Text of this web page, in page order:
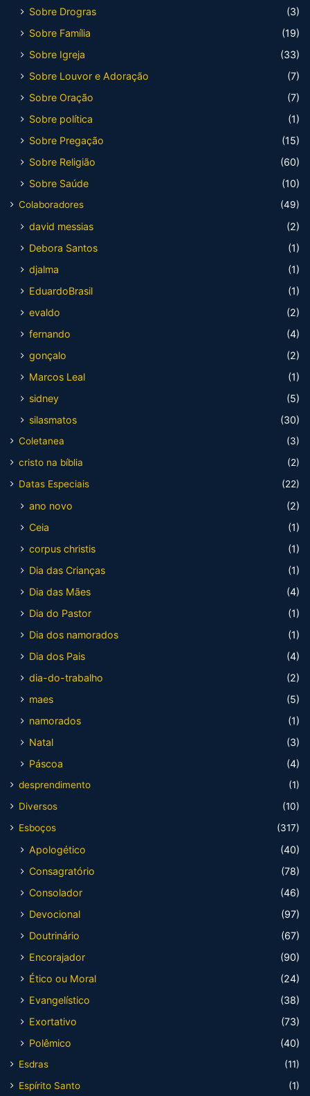
Sobre Drogras
(3)
Sobre Família
(19)
Sobre Igreja
(33)
Sobre Louvor e Adoração
(7)
Sobre Oração
(7)
Sobre política
(1)
Sobre Pregação
(15)
Sobre Religião
(60)
Sobre Saúde
(10)
Colaboradores (49)
david messias
(2)
Debora Santos
(1)
djalma
(1)
EduardoBrasil
(1)
evaldo
(2)
fernando
(4)
gonçalo
(2)
Marcos Leal
(1)
sidney
(5)
silasmatos
(30)
Coletanea
(3)
cristo na bíblia
(2)
Datas Especiais
(22)
ano novo
(2)
Ceia
(1)
corpus christis
(1)
Dia das Crianças
(1)
Dia das Mães
(4)
Dia do Pastor
(1)
Dia dos namorados
(1)
Dia dos Pais
(4)
dia-do-trabalho
(2)
maes
(5)
namorados
(1)
Natal
(3)
Páscoa
(4)
desprendimento
(1)
Diversos
(10)
Esboços
(317)
Apologético
(40)
Consagratório
(78)
Consolador
(46)
Devocional
(97)
Doutrinário
(67)
Encorajador
(90)
Ético ou Moral
(24)
Evangelístico
(38)
Exortativo
(73)
Polêmico
(40)
Esdras
(11)
Espírito Santo
(1)